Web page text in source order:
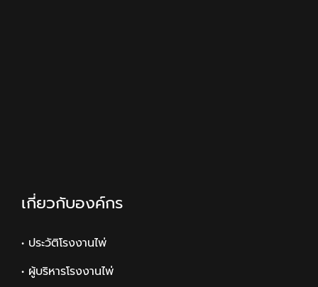
เกี่ยวกับองค์กร
• ประวัติโรงงานไพ่
• ผู้บริหารโรงงานไพ่